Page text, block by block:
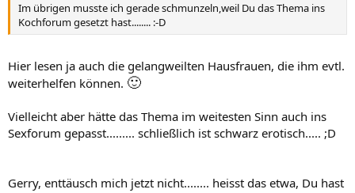
Im übrigen musste ich gerade schmunzeln,weil Du das Thema ins
Kochforum gesetzt hast........ :-D
Hier lesen ja auch die gelangweilten Hausfrauen, die ihm evtl.
weiterhelfen können. 🙂
Vielleicht aber hätte das Thema im weitesten Sinn auch ins
Sexforum gepasst......... schließlich ist schwarz erotisch..... ;D
Gerry, enttäusch mich jetzt nicht........ heisst das etwa, Du hast